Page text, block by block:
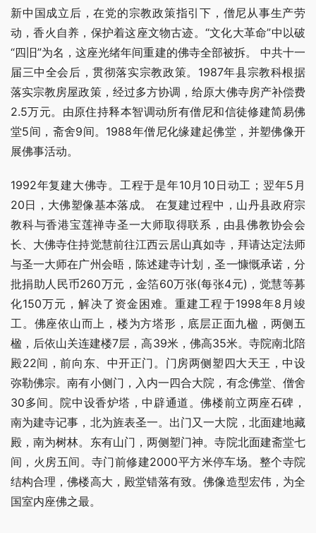
新中国成立后，在党的宗教政策指引下，僧尼从事生产劳
动，香火自养，保护着这座文物古迹。“文化大革命”中以破
“四旧”为名，这座光绪年间重建的佛寺全部被拆。 中共十一
届三中全会后，贯彻落实宗教政策。1987年县宗教科根据
落实宗教房屋政策，经过多方协调，给原大佛寺房产补偿费
2.5万元。由原住持释本智调动所有僧尼和信徒修建简易佛
堂5间，斋舍9间。1988年僧尼化缘建起佛堂，并塑佛像开
展佛事活动。
1992年复建大佛寺。工程于是年10月10日动工；翌年5月
20日，大佛塑像基本落成。 在复建过程中，山丹县政府宗
教科与香港宝莲禅寺圣一大师取得联系，由县佛教协会会
长、大佛寺住持觉慧前往江西云居山真如寺，拜请达定法师
与圣一大师在广州会晤，陈述建寺计划，圣一慷慨承诺，分
批捐助人民币260万元，金箔60万张(每张4元)，觉慧等募
化150万元，解决了资金困难。重建工程于1998年8月竣
工。佛座依山而上，楼为方塔形，底层正面九楹，两侧五
楹，后依山关连建楼7层，高39米，佛高35米。寺院南北陪
殿22间，前向东、中开正门。门房两侧塑四大天王，中设
弥勒佛宗。南有小侧门，入内一四合大院，有念佛堂、僧舍
30多间。院中设香炉塔，中辟通道。佛楼前立两座石碑，
南为建寺记事，北为旌表圣一。出门又一大院，北面建地藏
殿，南为树林。东有山门，两侧塑门神。寺院北面建斋堂七
间，火房五间。寺门前修建2000平方米停车场。整个寺院
结构合理，佛楼高大，殿堂错落有致。佛像造型宏伟，为全
国室内座佛之最。